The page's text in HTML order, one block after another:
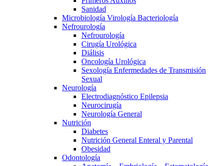
Sanidad
Microbiología Virología Bacteriología
Nefrourología
Nefrourología
Cirugía Urológica
Diálisis
Oncología Urológica
Sexología Enfermedades de Transmisión
Sexual
Neurología
Electrodiagnóstico Epilepsia
Neurocirugía
Neurología General
Nutrición
Diabetes
Nutrición General Enteral y Parental
Obesidad
Odontología